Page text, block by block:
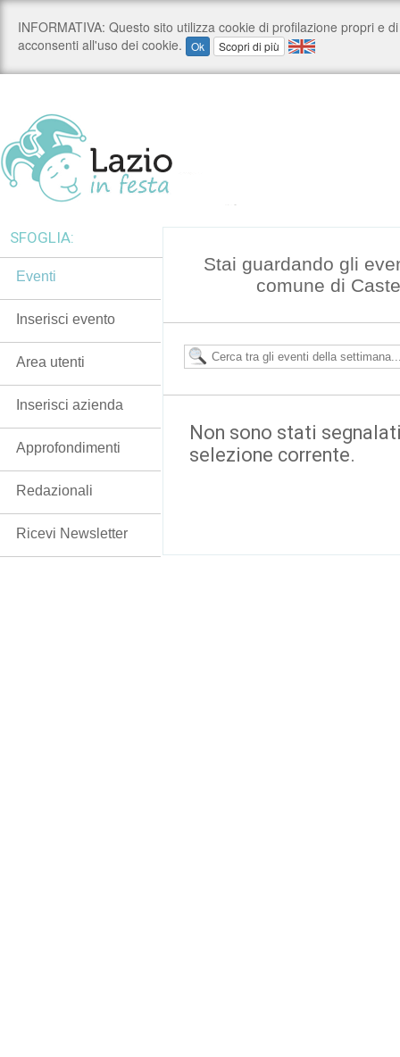
Stai guardando gli
comune di
Non sono stati
selezione corrente.
SFOGLIA:
Eventi
Inserisci evento
Area utenti
Inserisci azienda
Approfondimenti
Redazionali
Ricevi Newsletter